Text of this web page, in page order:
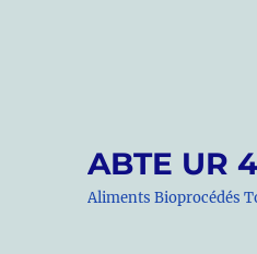
ABTE UR
Aliments Bioprocédés